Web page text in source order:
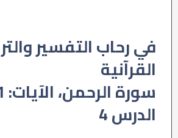
في رحاب التفسير
القرآنية
الدرس 4